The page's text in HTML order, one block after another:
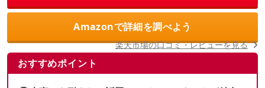
Amazonで詳細を調べよう
おすすめポイント
楽天市場の口コミ・レビューを見る